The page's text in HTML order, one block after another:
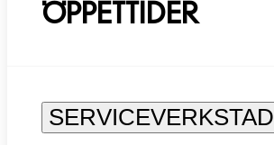
ÖPPETTIDER
SERVICEVERKSTAD